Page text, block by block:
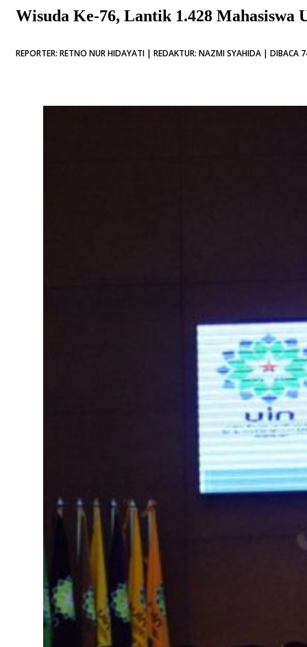
Wisuda Ke-76, Lantik 1.428 Mahasiswa
REPORTER: RETNO NUR HIDAYATI | REDAKTUR: NAZMI SYAHIDA | DIBACA